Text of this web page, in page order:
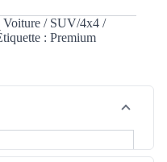
Voiture / SUV/4x4 /
: Premium